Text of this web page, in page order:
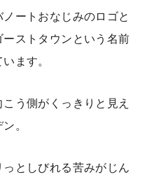
ートおなじみのロゴと
ストタウンという名前
ます。
う側がくっきりと見え
。
としびれる苦みがじん